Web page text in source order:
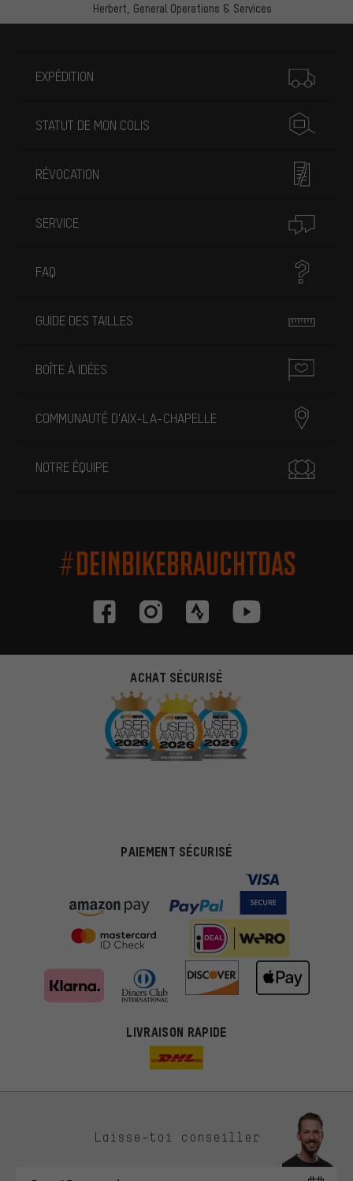
Herbert, General Operations & Services
EXPÉDITION
STATUT DE MON COLIS
RÉVOCATION
SERVICE
FAQ
GUIDE DES TAILLES
BOÎTE À IDÉES
COMMUNAUTÉ D'AIX-LA-CHAPELLE
NOTRE ÉQUIPE
#DEINBIKEBRAUCHTDAS
ACHAT SÉCURISÉ
PAIEMENT SÉCURISÉ
LIVRAISON RAPIDE
Laisse-toi conseiller
Des offres plus adaptées
Au lieu de pubs au hasard, nous afficherons des offres plus